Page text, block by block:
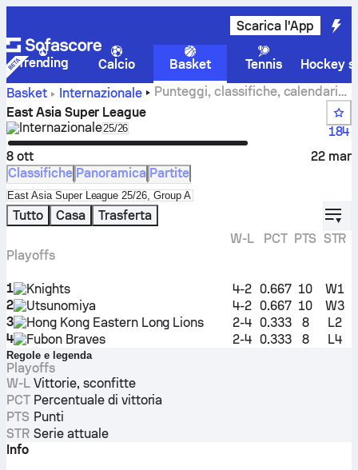
Scarica l'App
Trending Calcio Basket Tennis
Hockey
Basket
Internazionale
Punteggi, classifiche, calendario
e statistiche di East Asia Super League
East Asia Super League
InternazionaleSelect season in unique tournament header
25/26
184
8 ott
22 mar
Classifiche Panoramica Partite
Select standings table in tournament standings
East Asia Super League 25/26, Group A
Tutto Casa Trasferta
W-L
PCT PTS STR
Playoffs
1 Knights 4-2 0.667 10
W1
2
Utsunomiya 4-2 0.667 10
W3
3
Hong Kong Eastern Long Lions 2-4 0.333 8
L2
4
Fubon Braves 2-4 0.333 8 L4
Regole e legenda
Playoffs
W-L Vittorie, sconfitte
PCT Percentuale di vittoria
PTS Punti
STR Serie attuale
Info